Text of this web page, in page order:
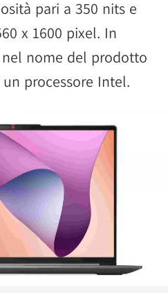
pari a 350 nits e
x 1600 pixel. In
nome del prodotto
processore Intel.